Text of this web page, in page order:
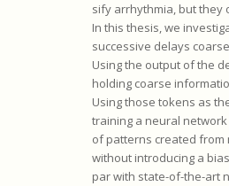
sify arrhythmia, but they
In this thesis, we
successive delays
Using the output of the
holding coarse
Using those tokens as
training a neural
of patterns created from
without introducing a
par with state-of-the-art